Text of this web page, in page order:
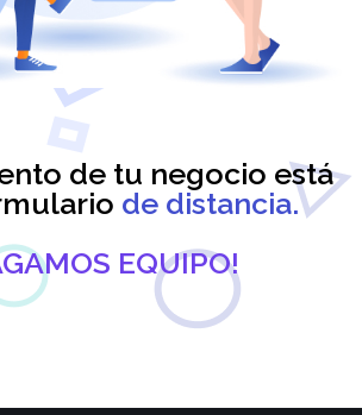
de tu negocio está
de distancia.
EQUIPO!